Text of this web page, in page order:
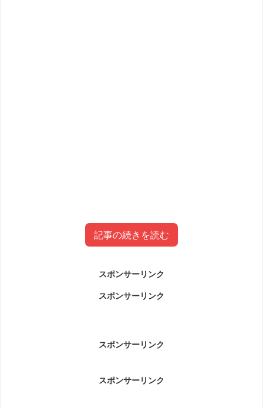
記事の続きを読む
高知県室戸市にあるカフェです。
スポンサーリンク
スポンサーリンク
スポンサーリンク
スポンサーリンク